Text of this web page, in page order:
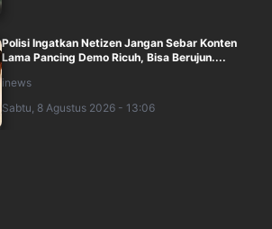
Polisi Ingatkan Netizen Jangan Sebar Konten
Lama Pancing Demo Ricuh, Bisa Berujun....
inews
Sabtu, 8 Agustus 2026 - 13:06